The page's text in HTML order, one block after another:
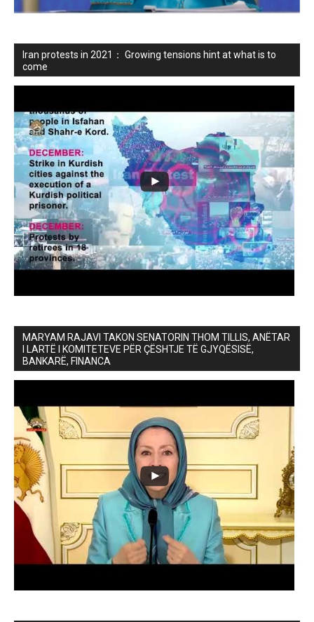
Iran protests in 2021： Growing tensions hint at what is to
come
MARYAM RAJAVI TAKON SENATORIN THOM TILLIS, ANËTAR
I LARTË I KOMITETEVE PËR ÇËSHTJE TË GJYQËSISË,
BANKARË, FINANCA